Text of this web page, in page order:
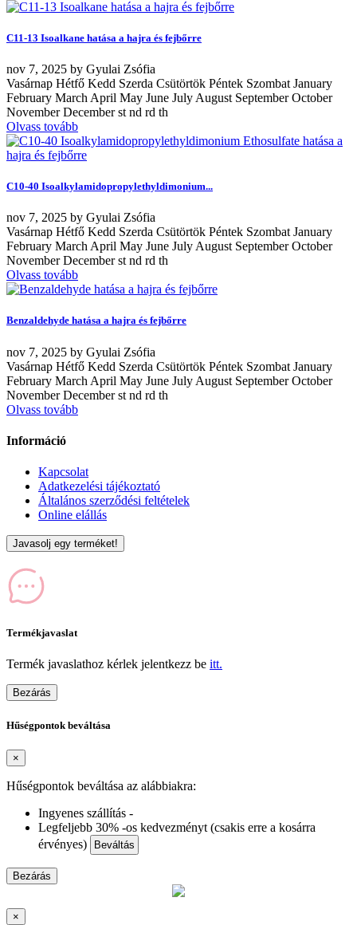
C11-13 Isoalkane hatása a hajra és fejbőrre
nov 7, 2025 by Gyulai Zsófia
Vasárnap Hétfő Kedd Szerda Csütörtök Péntek Szombat January
February March April May June July August September October
November December st nd rd th
Olvass tovább
C10-40 Isoalkylamidopropylethyldimonium...
nov 7, 2025 by Gyulai Zsófia
Vasárnap Hétfő Kedd Szerda Csütörtök Péntek Szombat January
February March April May June July August September October
November December st nd rd th
Olvass tovább
Benzaldehyde hatása a hajra és fejbőrre
nov 7, 2025 by Gyulai Zsófia
Vasárnap Hétfő Kedd Szerda Csütörtök Péntek Szombat January
February March April May June July August September October
November December st nd rd th
Olvass tovább
Információ
Kapcsolat
Adatkezelési tájékoztató
Általános szerződési feltételek
Online elállás
Javasolj egy terméket!
Termékjavaslat
Termék javaslathoz kérlek jelentkezz be itt.
Bezárás
Hűségpontok beváltása
×
Hűségpontok beváltása az alábbiakra:
Ingyenes szállítás -
Legfeljebb 30% -os kedvezményt (csakis erre a kosárra
érvényes)
Beváltás
Bezárás
×